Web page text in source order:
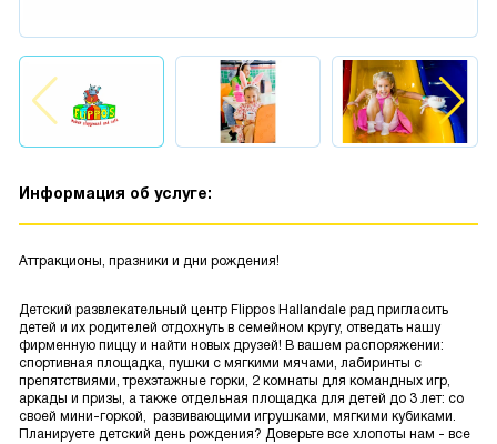
Информация об услуге:
Аттракционы, празники и дни рождения!
Детский развлекательный центр Flippos Hallandale рад пригласить
детей и их родителей отдохнуть в семейном кругу, отведать нашу
фирменную пиццу и найти новых друзей! В вашем распоряжении:
спортивная площадка, пушки с мягкими мячами, лабиринты с
препятствиями, трехэтажные горки, 2 комнаты для командных игр,
аркады и призы, а также отдельная площадка для детей до 3 лет: со
своей мини-горкой, развивающими игрушками, мягкими кубиками.
Планируете детский день рождения? Доверьте все хлопоты нам - все